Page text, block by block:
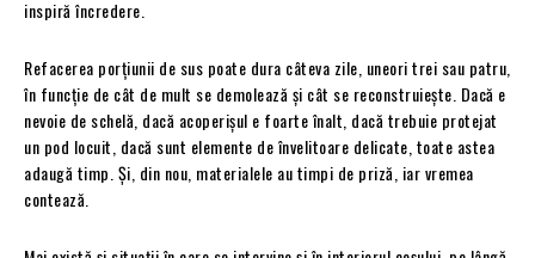
inspiră încredere.
Refacerea porțiunii de sus poate dura câteva zile, uneori trei sau patru,
în funcție de cât de mult se demolează și cât se reconstruiește. Dacă e
nevoie de schelă, dacă acoperișul e foarte înalt, dacă trebuie protejat
un pod locuit, dacă sunt elemente de învelitoare delicate, toate astea
adaugă timp. Și, din nou, materialele au timpi de priză, iar vremea
contează.